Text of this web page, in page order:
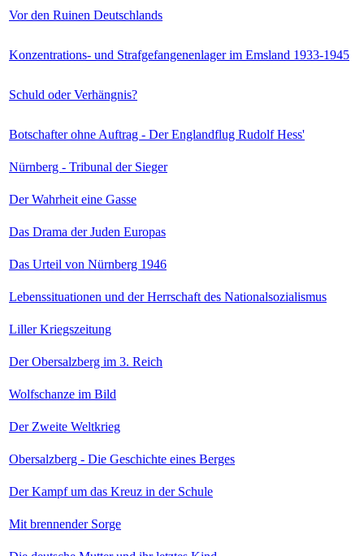
Vor den Ruinen Deutschlands
Konzentrations- und Strafgefangenenlager im Emsland 1933-1945
Schuld oder Verhängnis?
Botschafter ohne Auftrag - Der Englandflug Rudolf Hess'
Nürnberg - Tribunal der Sieger
Der Wahrheit eine Gasse
Das Drama der Juden Europas
Das Urteil von Nürnberg 1946
Lebenssituationen und der Herrschaft des Nationalsozialismus
Liller Kriegszeitung
Der Obersalzberg im 3. Reich
Wolfschanze im Bild
Der Zweite Weltkrieg
Obersalzberg - Die Geschichte eines Berges
Der Kampf um das Kreuz in der Schule
Mit brennender Sorge